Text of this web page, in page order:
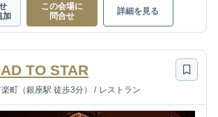
加
この会場に
問合せ
詳細を見る
TO STAR
町（銀座駅 徒歩3分） / レストラン